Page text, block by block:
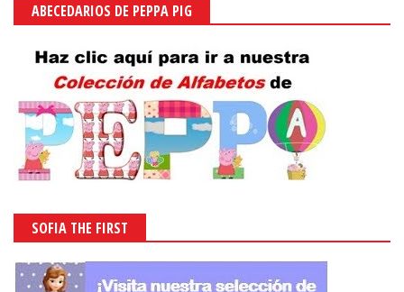
ABECEDARIOS DE PEPPA PIG
SOFIA THE FIRST